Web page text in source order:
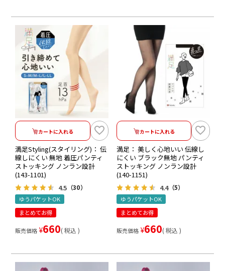
カートに入れる
満足Styling(スタイリング)： 伝
線しにくい 無地 着圧パンティ
ストッキング ノンラン設計
(143-1101)
4.5 （30）
ゆうパケットOK
まとめてお得
販売価格 ¥660 税込
カートに入れる
満足： 美しく心地いい 伝線し
にくい ブラック無地 パンティ
ストッキング ノンラン設計
(140-1151)
4.4（5）
ゆうパケットOK
まとめてお得
販売価格 ¥660 税込